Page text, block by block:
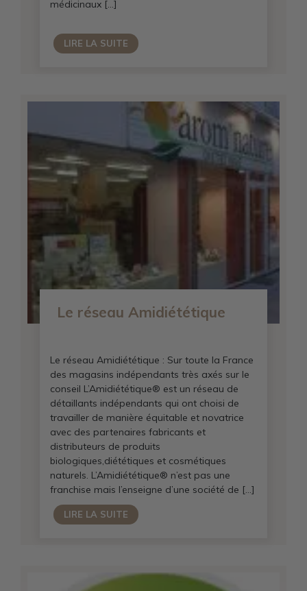
médicinaux […]
LIRE LA SUITE
Le réseau Amidiététique
Le réseau Amidiététique : Sur toute la France
des magasins indépendants très axés sur le
conseil L’Amidiététique® est un réseau de
détaillants indépendants qui ont choisi de
travailler de manière équitable et novatrice
avec des partenaires fabricants et
distributeurs de produits
biologiques,diététiques et cosmétiques
naturels. L’Amidiététique® n’est pas une
franchise mais l’enseigne d’une société de […]
LIRE LA SUITE